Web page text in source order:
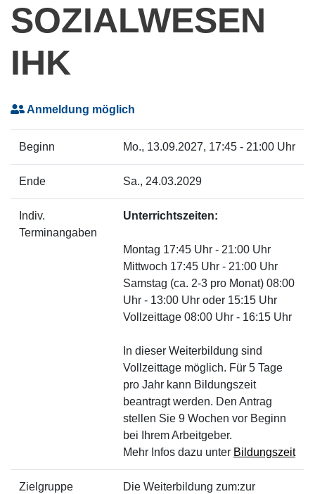
SOZIALWESEN
IHK
Anmeldung möglich
Beginn Mo., 13.09.2027, 17:45 - 21:00 Uhr
Ende Sa., 24.03.2029
Indiv.
Terminangaben
Unterrichtszeiten:
Montag 17:45 Uhr - 21:00 Uhr
Mittwoch 17:45 Uhr - 21:00 Uhr
Samstag (ca. 2-3 pro Monat) 08:00
Uhr - 13:00 Uhr oder 15:15 Uhr
Vollzeittage 08:00 Uhr - 16:15 Uhr
In dieser Weiterbildung sind
Vollzeittage möglich. Für 5 Tage
pro Jahr kann Bildungszeit
beantragt werden. Den Antrag
stellen Sie 9 Wochen vor Beginn
bei Ihrem Arbeitgeber.
Mehr Infos dazu unter Bildungszeit
Zielgruppe
Die Weiterbildung zum:zur